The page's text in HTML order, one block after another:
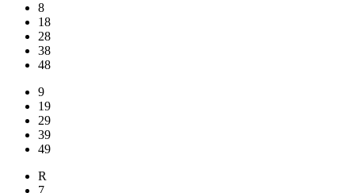
8
18
28
38
48
9
19
29
39
49
R